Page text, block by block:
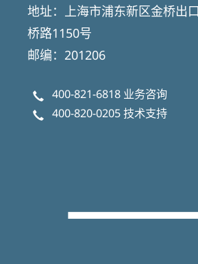
地址：上海市浦东新区金桥出
桥路1150号
邮编：201206
400-821-6818 业务咨询
400-820-0205技术支持